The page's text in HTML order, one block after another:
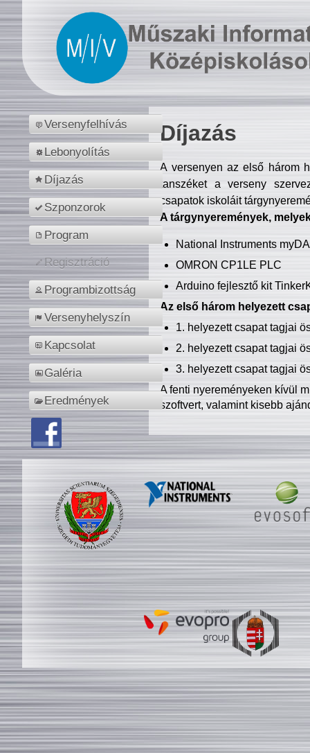
Versenyfelhívás
Lebonyolítás
Díjazás
Szponzorok
Program
Regisztráció
Programbizottság
Versenyhelyszín
Kapcsolat
Galéria
Eredmények
Díjazás
A versenyen az első három
tanszéket a verseny
csapatok iskoláit
A tárgynyeremények,
National Instruments
OMRON CP1LE PLC
Arduino fejlesztő kit
Az első három helyezett
1. helyezett csapat tagjai
2. helyezett csapat tagjai
3. helyezett csapat tagjai
A fenti nyereményeken kívül
szoftvert, valamint kisebb